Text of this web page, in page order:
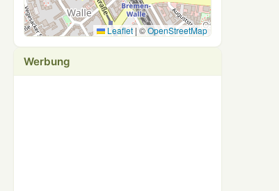
Leaflet | ©OpenStreetMap
Werbung